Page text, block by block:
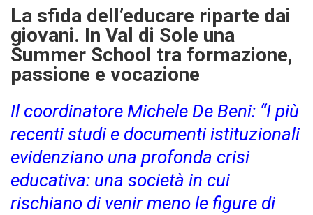
La sfida dell’educare riparte dai
giovani. In Val di Sole una
Summer School tra formazione,
passione e vocazione
Il coordinatore Michele De Beni: “I più
recenti studi e documenti istituzionali
evidenziano una profonda crisi
educativa: una società in cui
rischiano di venir meno le figure di